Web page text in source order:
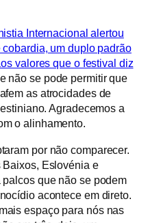
Internacional alertou
um duplo padrão
valores que o festival diz
não se pode permitir que
as atrocidades de
Agradecemos a
o alinhamento.
por não comparecer.
Eslovénia e
que não se podem
acontece em direto.
espaço para nós nas